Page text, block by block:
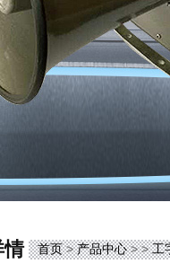
情 首页>产品中心> >工